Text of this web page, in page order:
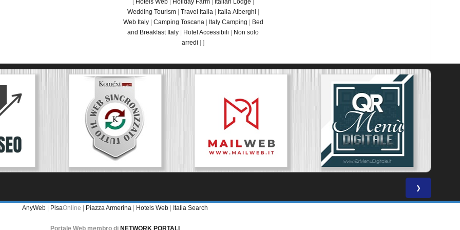
Hotels Web| Holiday Farm| Italian Lodge
Wedding Tourism| Travel Italia| Italia Alberghi
Web Italy| Camping Toscana| Italy Camping
Bed
and Breakfast Italy
Hotel Accessibili
Non solo
arredi | ]
❯
AnyWeb PisaOnline | Piazza Armerina Hotels Web Italia Search
Portale Web membro di NETWORK PORTALI